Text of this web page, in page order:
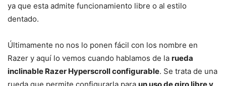
ya que esta admite funcionamiento libre o al estilo
dentado.
Últimamente no nos lo ponen fácil con los nombre en
Razer y aquí lo vemos cuando hablamos de la rueda
inclinable Razer Hyperscroll configurable. Se trata de una